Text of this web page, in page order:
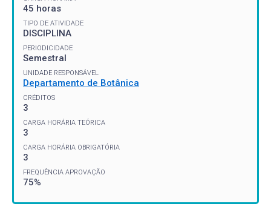
45 horas
TIPO DE ATIVIDADE
DISCIPLINA
PERIODICIDADE
Semestral
UNIDADE RESPONSÁVEL
Departamento de Botânica
CRÉDITOS
3
CARGA HORÁRIA TEÓRICA
3
CARGA HORÁRIA OBRIGATÓRIA
3
FREQUÊNCIA APROVAÇÃO
75%